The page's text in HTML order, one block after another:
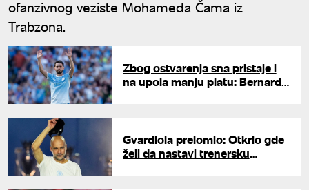
ofanzivnog veziste Mohameda Čama iz
Trabzona.
Zbog ostvarenja sna pristaje i
na upola manju platu: Bernardo
Gvardiola prelomio: Otkrio gde
želi da nastavi trenersku